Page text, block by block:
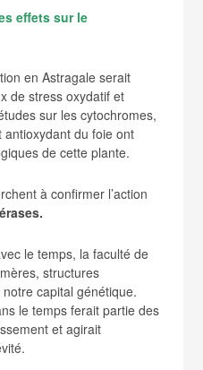
effets sur le
en Astragale serait
de stress oxydatif et
sur les cytochromes,
du foie ont
de cette plante.
à confirmer l’action
le temps, la faculté de
structures
capital génétique.
le temps ferait partie des
et agirait